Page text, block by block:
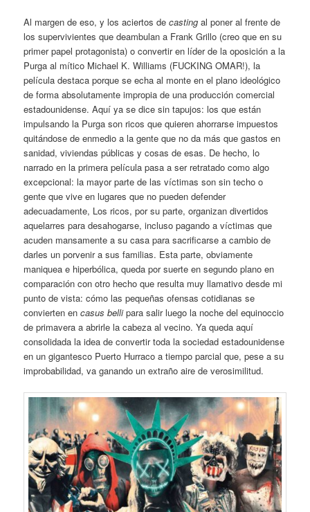
Al margen de eso, y los aciertos decasting al poner al frente de
los supervivientes que deambulan a Frank Grillo (creo que en su
primer papel protagonista) o convertir en líder de la oposición a la
Purga al mítico Michael K. Williams (FUCKING OMAR!), la
película destaca porque se echa al monte en el plano ideológico
de forma absolutamente impropia de una producción comercial
estadounidense. Aquí ya se dice sin tapujos: los que están
impulsando la Purga son ricos que quieren ahorrarse impuestos
quitándose de enmedio a la gente que no da más que gastos en
sanidad, viviendas públicas y cosas de esas. De hecho, lo
narrado en la primera película pasa a ser retratado como algo
excepcional: la mayor parte de las víctimas son sin techo o
gente que vive en lugares que no pueden defender
adecuadamente, Los ricos, por su parte, organizan divertidos
aquelarres para desahogarse, incluso pagando a víctimas que
acuden mansamente a su casa para sacrificarse a cambio de
darles un porvenir a sus familias. Esta parte, obviamente
maniquea e hiperbólica, queda por suerte en segundo plano en
comparación con otro hecho que resulta muy llamativo desde mi
punto de vista: cómo las pequeñas ofensas cotidianas se
convierten encasus bellipara salir luego la noche del equinoccio
de primavera a abrirle la cabeza al vecino. Ya queda aquí
consolidada la idea de convertir toda la sociedad estadounidense
en un gigantesco Puerto Hurraco a tiempo parcial que, pese a su
improbabilidad, va ganando un extraño aire de verosimilitud.